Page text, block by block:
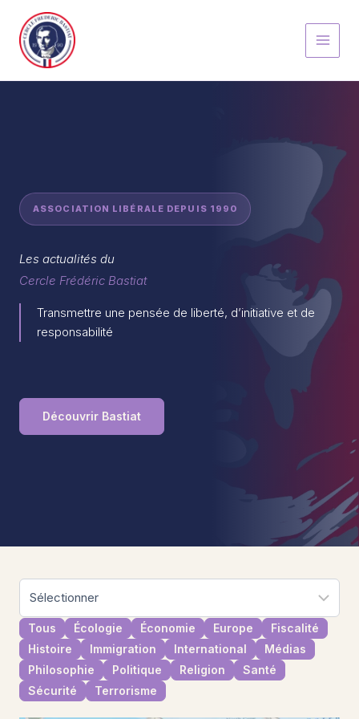
contenu
ASSOCIATION LIBÉRALE DEPUIS 1990
Les actualités du
Cercle Frédéric Bastiat
Transmettre une pensée de liberté, d’initiative et de
responsabilité
Découvrir Bastiat
Tous Écologie Économie Europe
Fiscalité
Histoire
Immigration International
Médias
Philosophie
Politique Religion
Santé
Sécurité
Terrorisme